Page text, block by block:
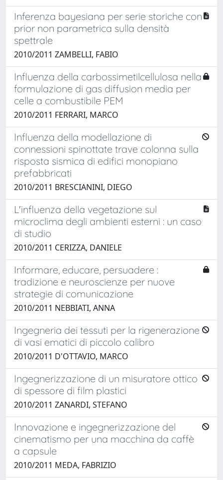
Inferenza bayesiana per serie storiche con
prior non parametrica sulla densità
spettrale
2010/2011 ZAMBELLI, FABIO
Influenza della carbossimetilcellulosa nella
formulazione di gas diffusion media per
celle a combustibile PEM
2010/2011 FERRARI, MARCO
Influenza della modellazione di
connessioni spinottate trave colonna sulla
risposta sismica di edifici monopiano
prefabbricati
2010/2011 BRESCIANINI, DIEGO
L'influenza della vegetazione sul
microclima degli ambienti esterni : un caso
di studio
2010/2011 CERIZZA, DANIELE
Informare, educare, persuadere :
tradizione e neuroscienze per nuove
strategie di comunicazione
2010/2011 NEBBIATI, ANNA
Ingegneria dei tessuti per la rigenerazione
di vasi ematici di piccolo calibro
2010/2011 D'OTTAVIO, MARCO
Ingegnerizzazione di un misuratore ottico
di spessore di film plastici
2010/2011 ZANARDI, STEFANO
Innovazione e ingegnerizzazione del
cinematismo per una macchina da caffè
a capsule
2010/2011 MEDA, FABRIZIO